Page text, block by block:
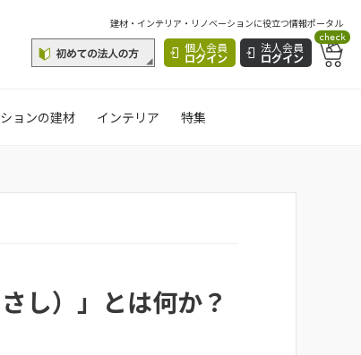
建材・インテリア・リノベーションに役立つ情報ポータル
個人会員
ログイン
法人会員
ログイン
check
ョンの建材 インテリア 特集
し）」とは何か？